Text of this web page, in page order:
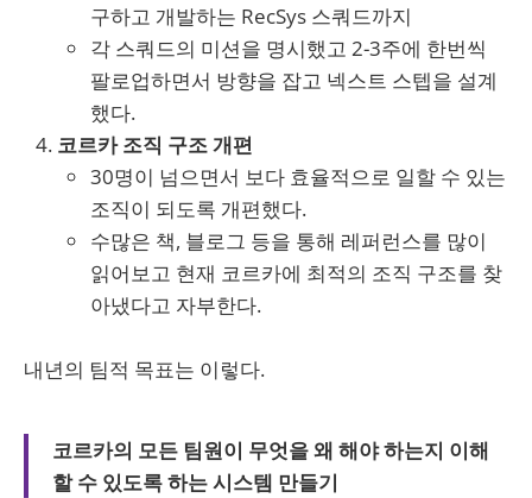
구하고 개발하는 RecSys 스쿼드까지
각 스쿼드의 미션을 명시했고 2-3주에 한번씩
팔로업하면서 방향을 잡고 넥스트 스텝을 설계
했다.
코르카 조직 구조 개편
30명이 넘으면서 보다 효율적으로 일할 수 있는
조직이 되도록 개편했다.
수많은 책, 블로그 등을 통해 레퍼런스를 많이
읽어보고 현재 코르카에 최적의 조직 구조를 찾
아냈다고 자부한다.
내년의 팀적 목표는 이렇다.
코르카의 모든 팀원이 무엇을 왜 해야 하는지 이해
할 수 있도록 하는 시스템 만들기